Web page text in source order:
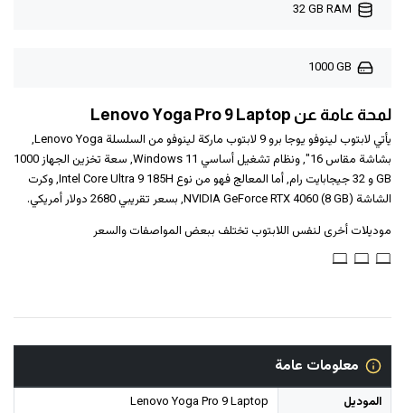
32 GB RAM
1000 GB
لمحة عامة عن Lenovo Yoga Pro 9 Laptop
يأتي لابتوب لينوفو يوجا برو 9 لابتوب ماركة لينوفو من السلسلة Lenovo Yoga,
بشاشة مقاس 16", ونظام تشغيل أساسي Windows 11, سعة تخزين الجهاز 1000
GB و ‎32 جيجابايت رام‎, أما المعالج فهو من نوع Intel Core Ultra 9 185H, وكرت
الشاشة NVIDIA GeForce RTX 4060 (8 GB), بسعر تقريبي 2680 دولار أمريكي.
موديلات أخرى لنفس اللابتوب تختلف ببعض المواصفات والسعر
معلومات عامة
الموديل
Lenovo Yoga Pro 9 Laptop